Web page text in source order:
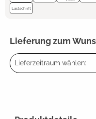
Lastschrift
Lieferung zum
Lieferzeitraum wählen: